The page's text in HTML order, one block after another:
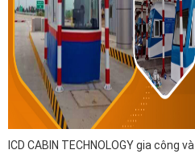
ICD CABIN TECHNOLOGY gia công